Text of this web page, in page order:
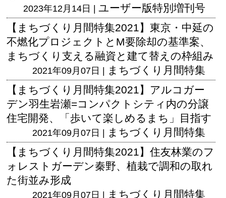
2023年12月14日 | ユーザー版特別増刊号
【まちづくり月間特集2021】東京・中延の
不燃化プロジェクトとM要除却の基準案、
まちづくり支える融資と建て替えの枠組み
2021年09月07日 | まちづくり月間特集
【まちづくり月間特集2021】アルコガー
デン羽生岩瀬=コンパクトシティ内の分譲
住宅開発、「歩いて楽しめるまち」目指す
2021年09月07日 | まちづくり月間特集
【まちづくり月間特集2021】住友林業のフ
ォレストガーデン秦野、植栽で調和の取れ
た街並み形成
2021年09月07日 | まちづくり月間特集